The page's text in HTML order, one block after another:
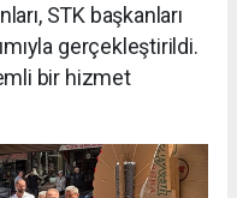
STK başkanları
gerçekleştirildi.
bir hizmet